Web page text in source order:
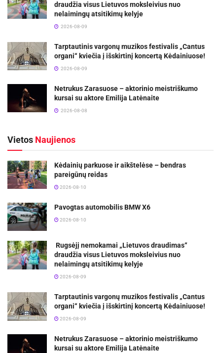
draudžia visus Lietuvos moksleivius nuo
nelaimingų atsitikimų kelyje
2026-08-09
Tarptautinis vargonų muzikos festivalis „Cantus
organi“ kviečia į išskirtinį koncertą Kėdainiuose!
2026-08-09
Netrukus Zarasuose – aktorinio meistriškumo
kursai su aktore Emilija Latėnaite
2026-08-08
Vietos Naujienos
Kėdainių parkuose ir aikštelėse – bendras
pareigūnų reidas
2026-08-10
Pavogtas automobilis BMW X6
2026-08-10
Rugsėjį nemokamai „Lietuvos draudimas“
draudžia visus Lietuvos moksleivius nuo
nelaimingų atsitikimų kelyje
2026-08-09
Tarptautinis vargonų muzikos festivalis „Cantus
organi“ kviečia į išskirtinį koncertą Kėdainiuose!
2026-08-09
Netrukus Zarasuose – aktorinio meistriškumo
kursai su aktore Emilija Latėnaite